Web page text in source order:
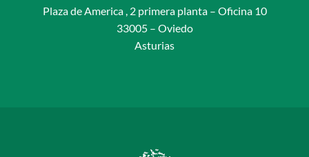
Plaza de America , 2 primera planta – Oficina 10
33005 – Oviedo
Asturias